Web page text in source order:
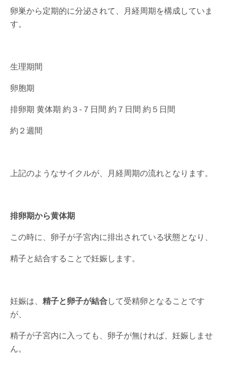
卵巣から定期的に分泌されて、月経周期を構成していま
す。
生理期間
卵胞期
排卵期 黄体期 約３-７日間 約７日間 約５日間
約２週間
上記のようなサイクルが、月経周期の流れとなります。
排卵期から黄体期
この時に、卵子が子宮内に排出されている状態となり、
精子と結合することで妊娠します。
妊娠は、 精子と卵子が結合して受精卵となることです
が、
精子が子宮内に入っても、卵子が無ければ、妊娠しませ
ん。